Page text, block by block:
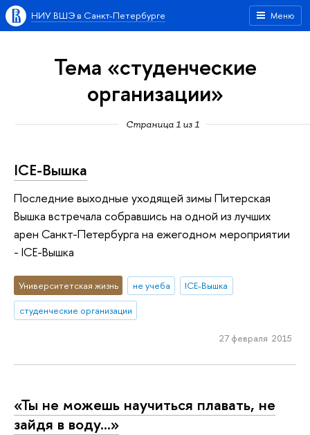
Меню
НИУ ВШЭ в Санкт-Петербурге
Тема «студенческие
организации»
Страница 1 из 1
ICE-Вышка
Последние выходные уходящей зимы Питерская
Вышка встречала собравшись на одной из лучших
арен Санкт-Петербурга на ежегодном мероприятии
- ICE-Вышка
Университетская жизнь не учеба
ICE-Вышка
студенческие организации
27 февраля 2015
«Ты не можешь научиться плавать, не
зайдя в воду…»